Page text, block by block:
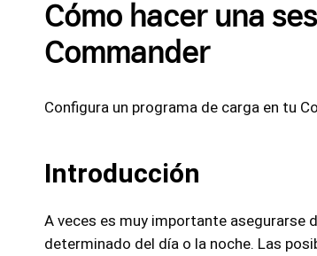
Cómo hacer una
Commander
Configura un programa de carga en tu
Introducción
A veces es muy importante asegurarse
determinado del día o la noche. Las